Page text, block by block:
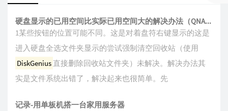
硬盘显示的已用空间比实际已用空间大的解决办法（QNAP删除外接硬盘文件后空间不释放）
1某些按钮的位置可能不同。这是对着盘符右键显示的这是
进入硬盘全选文件夹显示的尝试强制清空回收站（使用
DiskGenius 直接删除回收站文件夹）未解决。解决办法其
实是文件系统出错了，解决起来也很简单。先
记录-用单板机搭一台家用服务器